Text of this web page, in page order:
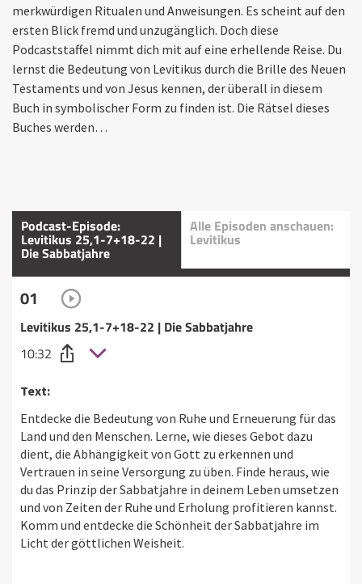
merkwürdigen Ritualen und Anweisungen. Es scheint auf den
ersten Blick fremd und unzugänglich. Doch diese
Podcaststaffel nimmt dich mit auf eine erhellende Reise. Du
lernst die Bedeutung von Levitikus durch die Brille des Neuen
Testaments und von Jesus kennen, der überall in diesem
Buch in symbolischer Form zu finden ist. Die Rätsel dieses
Buches werden…
Podcast-Episode:
Levitikus 25,1-7+18-22 |
Die Sabbatjahre
Alle Episoden anschauen:
Levitikus
01
Levitikus 25,1-7+18-22 | Die Sabbatjahre
10:32
Text:
Entdecke die Bedeutung von Ruhe und Erneuerung für das
Land und den Menschen. Lerne, wie dieses Gebot dazu
dient, die Abhängigkeit von Gott zu erkennen und
Vertrauen in seine Versorgung zu üben. Finde heraus, wie
du das Prinzip der Sabbatjahre in deinem Leben umsetzen
und von Zeiten der Ruhe und Erholung profitieren kannst.
Komm und entdecke die Schönheit der Sabbatjahre im
Licht der göttlichen Weisheit.